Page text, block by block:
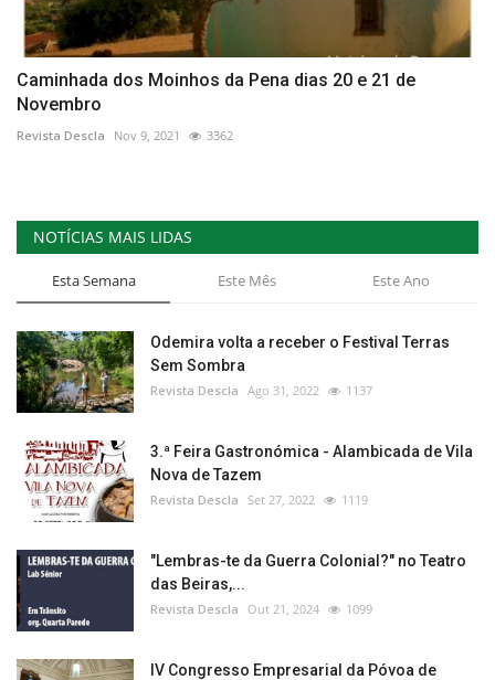
Caminhada dos Moinhos da Pena dias 20 e 21 de
Novembro
Revista Descla Nov 9, 2021 3362
NOTÍCIAS MAIS LIDAS
Esta Semana Este Mês Este Ano
Odemira volta a receber o Festival Terras
Sem Sombra
Revista Descla Ago 31, 2022 1137
3.ª Feira Gastronómica - Alambicada de Vila
Nova de Tazem
Revista Descla Set 27, 2022 1119
"Lembras-te da Guerra Colonial?" no Teatro
das Beiras,...
Revista Descla Out 21, 2024 1099
IV Congresso Empresarial da Póvoa de